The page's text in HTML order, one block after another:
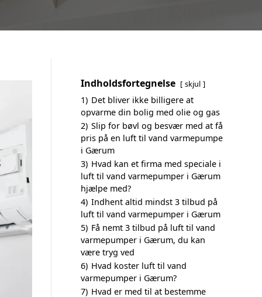
Indholdsfortegnelse skjul
1) Det bliver ikke billigere at
opvarme din bolig med olie og gas
2) Slip for bøvl og besvær med at få
pris på en luft til vand varmepumpe
i Gærum
3) Hvad kan et firma med speciale i
luft til vand varmepumper i Gærum
hjælpe med?
4) Indhent altid mindst 3 tilbud på
luft til vand varmepumper i Gærum
5) Få nemt 3 tilbud på luft til vand
varmepumper i Gærum, du kan
være tryg ved
6) Hvad koster luft til vand
varmepumper i Gærum?
7) Hvad er med til at bestemme